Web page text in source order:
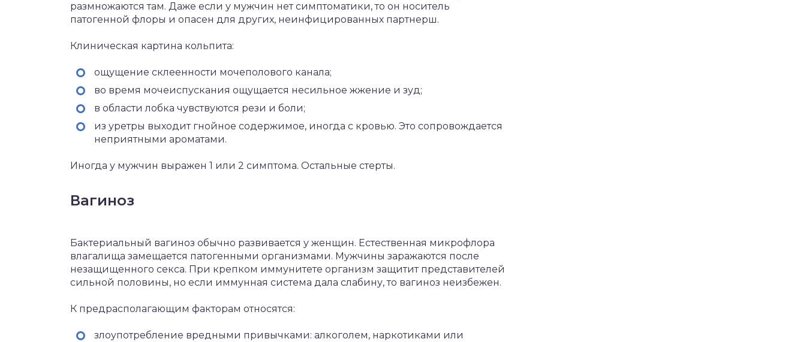
размножаются там. Даже если у мужчин нет симптоматики, то он носитель
патогенной флоры и опасен для других, неинфицированных партнерш.
Клиническая картина кольпита:
ощущение склеенности мочеполового канала;
во время мочеиспускания ощущается несильное жжение и зуд;
в области лобка чувствуются рези и боли;
из уретры выходит гнойное содержимое, иногда с кровью. Это сопровождается
неприятными ароматами.
Иногда у мужчин выражен 1 или 2 симптома. Остальные стерты.
Вагиноз
Бактериальный вагиноз обычно развивается у женщин. Естественная микрофлора
влагалища замещается патогенными организмами. Мужчины заражаются после
незащищенного секса. При крепком иммунитете организм защитит представителей
сильной половины, но если иммунная система дала слабину, то вагиноз неизбежен.
К предрасполагающим факторам относятся:
злоупотребление вредными привычками: алкоголем, наркотиками или